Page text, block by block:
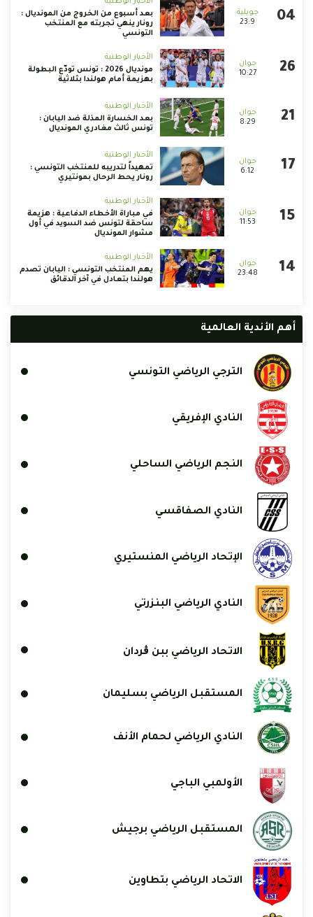
23:9
بعد أسبوع من الخروج من المونديال :
رونار ينهي تجربته مع المنتخب
التونسي
10:27
الأخبار الوطنية
مونديال 2026 : تونس تودّع البطولة
بهزيمة أمام هولندا بثلاثية
8:29
الأخبار الوطنية
بعد الخسارة المذلة ضد اليابان :
تونس ثالث مغادري المونديال
6:12
الأخبار الوطنية
تمهيداً لتدريبه للمنتخب التونسي :
رونار يحط الرحال بمونتيري
11:53
الأخبار الوطنية
في مباراة الأخطاء الدفاعية : هزيمة
ساحقة لتونس ضد السويد في أول
مشوار المونديال
23:48
الأخبار الوطنية
يهم المنتخب التونسي : اليابان تصدم
هولندا بتعادل في آخر الدقائق
أهم الأندية العالمية
الترجي الرياضي التونسي
النادي الإفريقي
النجم الرياضي الساحلي
النادي الصفاقسي
الإتحاد الرياضي المنستيري
النادي الرياضي البنزرتي
الاتحاد الرياضي ببن ڨردان
المستقبل الرياضي بسليمان
النادي الرياضي لحمام الأنف
الأولمبي الباجي
المستقبل الرياضي برجيش
الاتحاد الرياضي بتطاوين